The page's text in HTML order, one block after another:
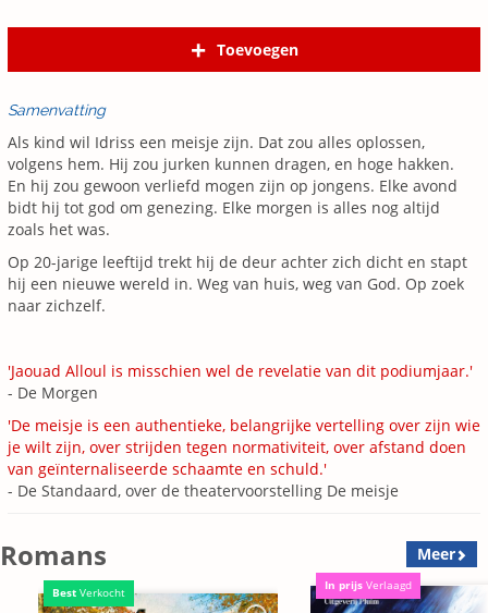
Toevoegen
Samenvatting
Als kind wil Idriss een meisje zijn. Dat zou alles oplossen,
volgens hem. Hij zou jurken kunnen dragen, en hoge hakken.
En hij zou gewoon verliefd mogen zijn op jongens. Elke avond
bidt hij tot god om genezing. Elke morgen is alles nog altijd
zoals het was.
Op 20-jarige leeftijd trekt hij de deur achter zich dicht en stapt
hij een nieuwe wereld in. Weg van huis, weg van God. Op zoek
naar zichzelf.
'Jaouad Alloul is misschien wel de revelatie van dit podiumjaar.'
- De Morgen
'De meisje is een authentieke, belangrijke vertelling over zijn wie
je wilt zijn, over strijden tegen normativiteit, over afstand doen
van geïnternaliseerde schaamte en schuld.'
- De Standaard, over de theatervoorstelling De meisje
Romans Meer
Best Verkocht In prijs Verlaagd